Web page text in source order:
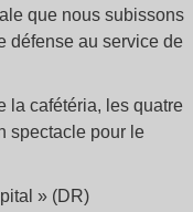
que nous subissons
défense au service de
la cafétéria, les quatre
spectacle pour le
» (DR)